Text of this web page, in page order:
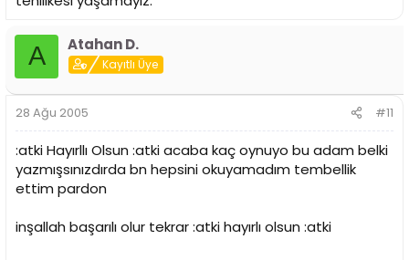
A Atahan D.
Kayıtlı Üye
28 Ağu 2005 #11
:atki Hayırllı Olsun :atki acaba kaç oynuyo bu adam belki
yazmışsınızdırda bn hepsini okuyamadım tembellik
ettim pardon
inşallah başarılı olur tekrar :atki hayırlı olsun :atki